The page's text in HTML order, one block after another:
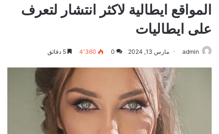
المواقع ايطالية لاكثر انتشار لتعرف
على ايطاليات
admin مارس 13, 2024 0 4٬360